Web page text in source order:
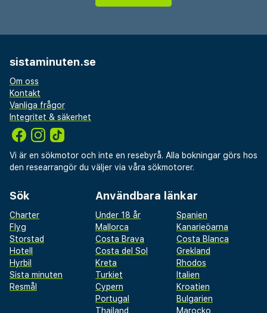
sistaminuten.se
Om oss
Kontakt
Vanliga frågor
Integritet & säkerhet
Vi är en sökmotor och inte en resebyrå. Alla bokningar görs hos
den researrangör du väljer via våra sökmotorer.
Sök
Charter
Flyg
Storstad
Hotell
Hyrbil
Sista minuten
Resmål
Användbara länkar
Under 18 år
Spanien
Mallorca
Kanarieöarna
Costa Brava
Costa Blanca
Costa del Sol
Grekland
Kreta
Rhodos
Turkiet
Italien
Cypern
Kroatien
Portugal
Bulgarien
Thailand
Marocko